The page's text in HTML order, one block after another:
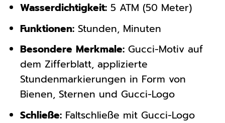
Wasserdichtigkeit:5 ATM (50 Meter)
Funktionen:Stunden, Minuten
Besondere Merkmale:Gucci-Motiv auf
dem Zifferblatt, applizierte
Stundenmarkierungen in Form von
Bienen, Sternen und Gucci-Logo
Schließe:Faltschließe mit Gucci-Logo